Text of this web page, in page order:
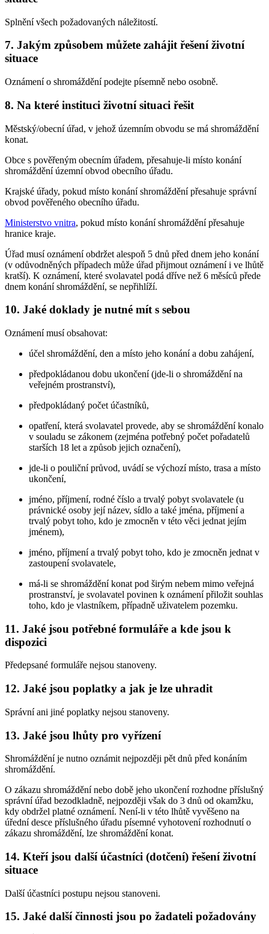
Splnění všech požadovaných náležitostí.
7. Jakým způsobem můžete zahájit řešení životní
situace
Oznámení o shromáždění podejte písemně nebo osobně.
8. Na které instituci životní situaci řešit
Městský/obecní úřad, v jehož územním obvodu se má shromáždění
konat.
Obce s pověřeným obecním úřadem, přesahuje-li místo konání
shromáždění územní obvod obecního úřadu.
Krajské úřady, pokud místo konání shromáždění přesahuje správní
obvod pověřeného obecního úřadu.
Ministerstvo vnitra, pokud místo konání shromáždění přesahuje
hranice kraje.
Úřad musí oznámení obdržet alespoň 5 dnů před dnem jeho konání
(v odůvodněných případech může úřad přijmout oznámení i ve lhůtě
kratší). K oznámení, které svolavatel podá dříve než 6 měsíců přede
dnem konání shromáždění, se nepřihlíží.
10. Jaké doklady je nutné mít s sebou
Oznámení musí obsahovat:
účel shromáždění, den a místo jeho konání a dobu zahájení,
předpokládanou dobu ukončení (jde-li o shromáždění na
veřejném prostranství),
předpokládaný počet účastníků,
opatření, která svolavatel provede, aby se shromáždění konalo
v souladu se zákonem (zejména potřebný počet pořadatelů
starších 18 let a způsob jejich označení),
jde-li o pouliční průvod, uvádí se výchozí místo, trasa a místo
ukončení,
jméno, příjmení, rodné číslo a trvalý pobyt svolavatele (u
právnické osoby její název, sídlo a také jména, příjmení a
trvalý pobyt toho, kdo je zmocněn v této věci jednat jejím
jménem),
jméno, příjmení a trvalý pobyt toho, kdo je zmocněn jednat v
zastoupení svolavatele,
má-li se shromáždění konat pod širým nebem mimo veřejná
prostranství, je svolavatel povinen k oznámení přiložit souhlas
toho, kdo je vlastníkem, případně uživatelem pozemku.
11. Jaké jsou potřebné formuláře a kde jsou k
dispozici
Předepsané formuláře nejsou stanoveny.
12. Jaké jsou poplatky a jak je lze uhradit
Správní ani jiné poplatky nejsou stanoveny.
13. Jaké jsou lhůty pro vyřízení
Shromáždění je nutno oznámit nejpozději pět dnů před konáním
shromáždění.
O zákazu shromáždění nebo době jeho ukončení rozhodne příslušný
správní úřad bezodkladně, nejpozději však do 3 dnů od okamžku,
kdy obdržel platné oznámení. Není-li v této lhůtě vyvěšeno na
úřední desce příslušného úřadu písemné vyhotovení rozhodnutí o
zákazu shromáždění, lze shromáždění konat.
14. Kteří jsou další účastníci (dotčení) řešení životní
situace
Další účastníci postupu nejsou stanoveni.
15. Jaké další činnosti jsou po žadateli požadovány